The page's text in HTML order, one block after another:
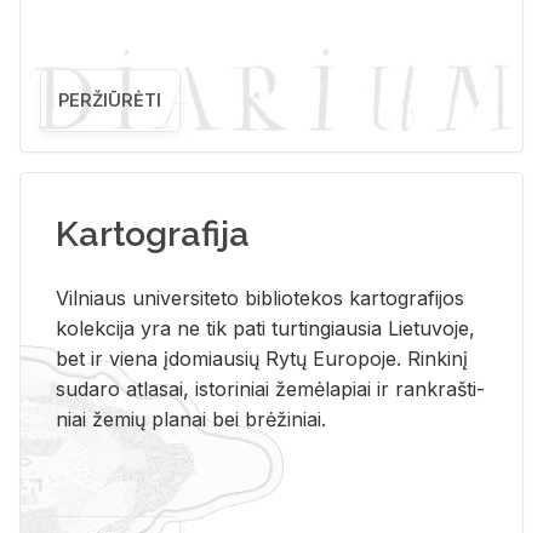
PERŽIŪRĖTI
Kartografija
Vil­niaus uni­ver­si­te­to bi­b­lio­te­kos kar­to­gra­fi­jos
ko­lek­ci­ja yra ne tik pati tur­tin­giau­sia Lie­tu­vo­je,
bet ir vie­na įdo­miau­sių Rytų Eu­ro­po­je. Rin­ki­nį
su­da­ro at­la­sai, is­to­ri­niai že­mė­la­piai ir rank­raš­ti­
niai že­mių pla­nai bei brė­ži­niai.